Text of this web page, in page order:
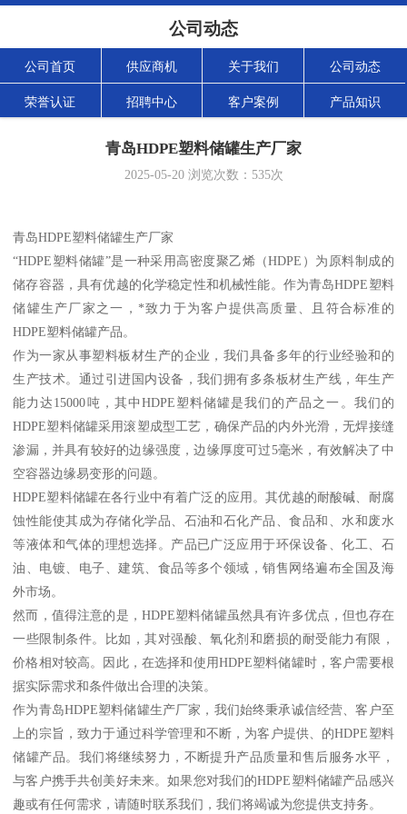
公司动态
公司首页 供应商机 关于我们 公司动态
荣誉认证 招聘中心 客户案例 产品知识
青岛HDPE塑料储罐生产厂家
2025-05-20浏览次数： 535次
青岛HDPE塑料储罐生产厂家
“HDPE塑料储罐”是一种采用高密度聚乙烯（HDPE）为原料制成的
储存容器，具有优越的化学稳定性和机械性能。作为青岛HDPE塑料
储罐生产厂家之一，*致力于为客户提供高质量、且符合标准的
HDPE塑料储罐产品。
作为一家从事塑料板材生产的企业，我们具备多年的行业经验和的
生产技术。通过引进国内设备，我们拥有多条板材生产线，年生产
能力达15000吨，其中HDPE塑料储罐是我们的产品之一。我们的
HDPE塑料储罐采用滚塑成型工艺，确保产品的内外光滑，无焊接缝
渗漏，并具有较好的边缘强度，边缘厚度可过5毫米，有效解决了中
空容器边缘易变形的问题。
HDPE塑料储罐在各行业中有着广泛的应用。其优越的耐酸碱、耐腐
蚀性能使其成为存储化学品、石油和石化产品、食品和、水和废水
等液体和气体的理想选择。产品已广泛应用于环保设备、化工、石
油、电镀、电子、建筑、食品等多个领域，销售网络遍布全国及海
外市场。
然而，值得注意的是，HDPE塑料储罐虽然具有许多优点，但也存在
一些限制条件。比如，其对强酸、氧化剂和磨损的耐受能力有限，
价格相对较高。因此，在选择和使用HDPE塑料储罐时，客户需要根
据实际需求和条件做出合理的决策。
作为青岛HDPE塑料储罐生产厂家，我们始终秉承诚信经营、客户至
上的宗旨，致力于通过科学管理和不断，为客户提供、的HDPE塑料
储罐产品。我们将继续努力，不断提升产品质量和售后服务水平，
与客户携手共创美好未来。如果您对我们的HDPE塑料储罐产品感兴
趣或有任何需求，请随时联系我们，我们将竭诚为您提供支持务。